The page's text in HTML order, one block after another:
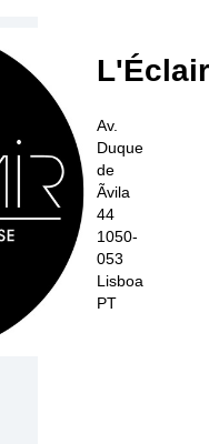
L'Éclair
Av.
Duque
de
Ãvila
44
1050-
053
Lisboa
PT